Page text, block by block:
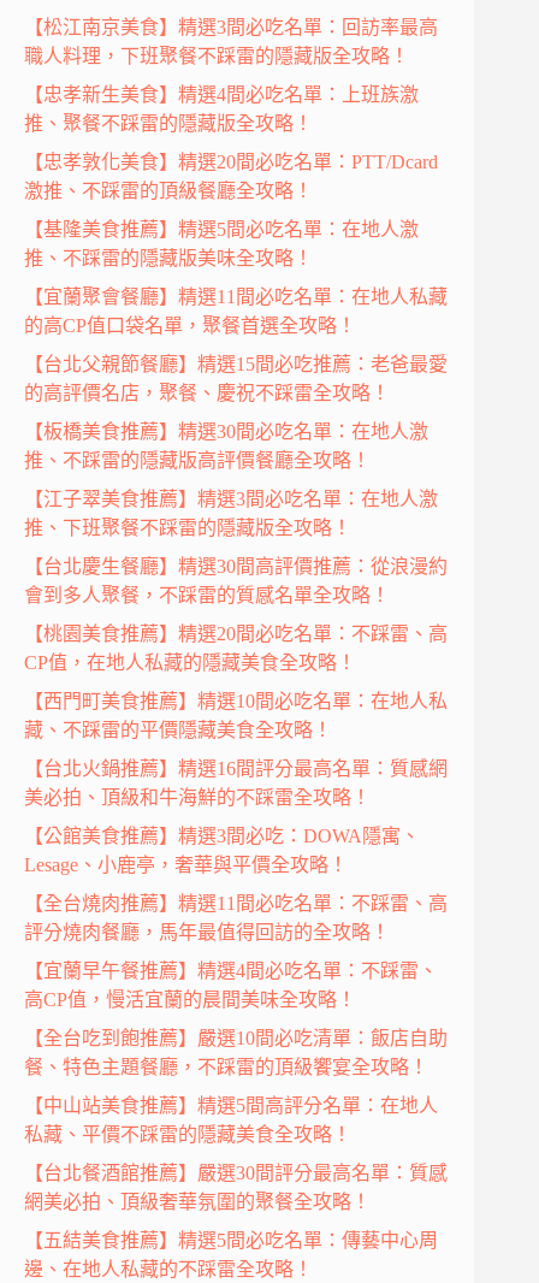
【松江南京美食】精選3間必吃名單：回訪率最高
職人料理，下班聚餐不踩雷的隱藏版全攻略！
【忠孝新生美食】精選4間必吃名單：上班族激
推、聚餐不踩雷的隱藏版全攻略！
【忠孝敦化美食】精選20間必吃名單：PTT/Dcard
激推、不踩雷的頂級餐廳全攻略！
【基隆美食推薦】精選5間必吃名單：在地人激
推、不踩雷的隱藏版美味全攻略！
【宜蘭聚會餐廳】精選11間必吃名單：在地人私藏
的高CP值口袋名單，聚餐首選全攻略！
【台北父親節餐廳】精選15間必吃推薦：老爸最愛
的高評價名店，聚餐、慶祝不踩雷全攻略！
【板橋美食推薦】精選30間必吃名單：在地人激
推、不踩雷的隱藏版高評價餐廳全攻略！
【江子翠美食推薦】精選3間必吃名單：在地人激
推、下班聚餐不踩雷的隱藏版全攻略！
【台北慶生餐廳】精選30間高評價推薦：從浪漫約
會到多人聚餐，不踩雷的質感名單全攻略！
【桃園美食推薦】精選20間必吃名單：不踩雷、高
CP值，在地人私藏的隱藏美食全攻略！
【西門町美食推薦】精選10間必吃名單：在地人私
藏、不踩雷的平價隱藏美食全攻略！
【台北火鍋推薦】精選16間評分最高名單：質感網
美必拍、頂級和牛海鮮的不踩雷全攻略！
【公館美食推薦】精選3間必吃：DOWA隱寓、
Lesage、小鹿亭，奢華與平價全攻略！
【全台燒肉推薦】精選11間必吃名單：不踩雷、高
評分燒肉餐廳，馬年最值得回訪的全攻略！
【宜蘭早午餐推薦】精選4間必吃名單：不踩雷、
高CP值，慢活宜蘭的晨間美味全攻略！
【全台吃到飽推薦】嚴選10間必吃清單：飯店自助
餐、特色主題餐廳，不踩雷的頂級饗宴全攻略！
【中山站美食推薦】精選5間高評分名單：在地人
私藏、平價不踩雷的隱藏美食全攻略！
【台北餐酒館推薦】嚴選30間評分最高名單：質感
網美必拍、頂級奢華氛圍的聚餐全攻略！
【五結美食推薦】精選5間必吃名單：傳藝中心周
邊、在地人私藏的不踩雷全攻略！